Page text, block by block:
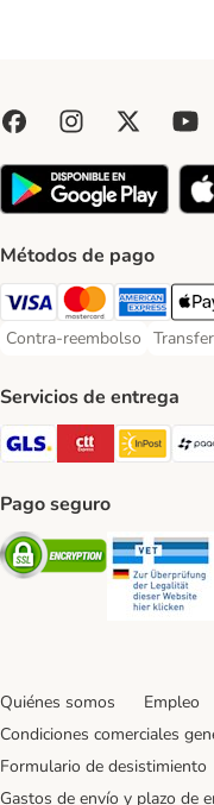
Métodos de pago
Visa Payment Method
MastercardAmerican
Contra-reembolso
Contra-reembolso Payment
Servicios de entrega
GLS ShippingCTTExpress
Pago seguro
Security
Quiénes somos Empleo
Condiciones comerciales
Formulario de desistimiento
Gastos de envío y plazo de